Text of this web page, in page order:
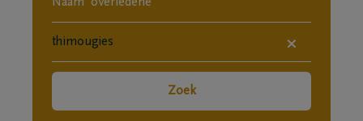
×
Zoek